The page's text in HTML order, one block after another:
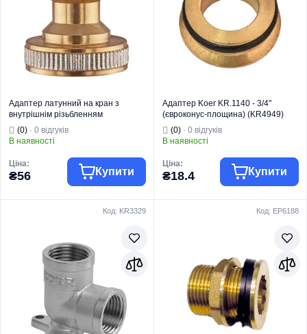
Адаптер латунний на кран з
внутрішнім різьбленням
Europroduct EP.3102.A - 3/4"
(EP6225)
(0) · 0 відгуків
В наявності
Ціна:
₴56 Купити
Латунний фітинг
Вид виробу
Призначення
Для труб
Адаптер
Адаптер Koer KR.1140 - 3/4"
(євроконус-площина) (KR4949)
(0)· 0 відгуків
В наявності
Ціна:
₴18.4 Купити
Водяна тепла
Вид виробу
Комплектуючі
для колектора
Призначення
Для теплої
підлоги та
систем
опалення
Країна бренду
Код: KR3329 Код: EP6188